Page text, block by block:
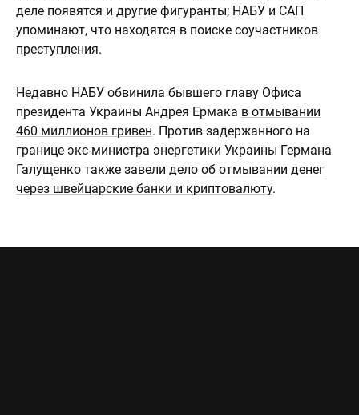
деле появятся и другие фигуранты; НАБУ и САП
упоминают, что находятся в поиске соучастников
преступления.
Недавно НАБУ обвинила бывшего главу Офиса
президента Украины Андрея Ермака в отмывании
460 миллионов гривен. Против задержанного на
границе экс-министра энергетики Украины Германа
Галущенко также завели дело об отмывании денег
через швейцарские банки и криптовалюту.